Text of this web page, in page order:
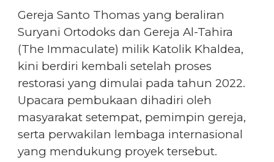
Gereja Santo Thomas yang beraliran
Suryani Ortodoks dan Gereja Al-Tahira
(The Immaculate) milik Katolik Khaldea,
kini berdiri kembali setelah proses
restorasi yang dimulai pada tahun 2022.
Upacara pembukaan dihadiri oleh
masyarakat setempat, pemimpin gereja,
serta perwakilan lembaga internasional
yang mendukung proyek tersebut.